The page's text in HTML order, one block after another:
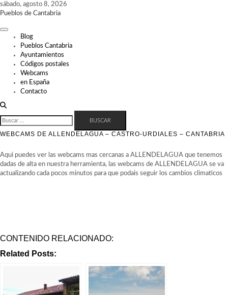
Skip
to
sábado, agosto 8, 2026
Pueblos de Cantabria
Blog
Pueblos Cantabria
Ayuntamientos
Códigos postales
Webcams
en España
Contacto
BUSCAR:
WEBCAMS DE ALLENDELAGUA – CASTRO-URDIALES – CANTABRIA
Aqui puedes ver las webcams mas cercanas a ALLENDELAGUA que tenemos
dadas de alta en nuestra herramienta, las webcams de ALLENDELAGUA se va
actualizando cada pocos minutos para que podais seguir los cambios climaticos
CONTENIDO RELACIONADO:
Related Posts: